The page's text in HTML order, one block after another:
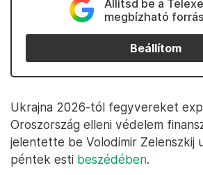
Állítsd be a
megbízható
Beállítom
Ukrajna 2026-tól fegyvereket
Oroszország elleni védelem
jelentette be Volodimir Zelenszkij
péntek esti beszédében.